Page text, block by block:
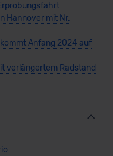
Hannover mit Nr.
Anfang 2024 auf
verlängertem Radstand